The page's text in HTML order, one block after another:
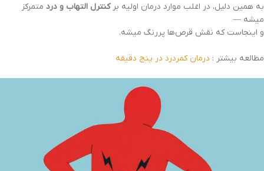
به همین دلیل، در اغلب موارد درمان اولیه برکنترل التهاب و درد متمرکز
میشه —
و اینجاست که نقش قرص‌ها پررنگ میشه.
مطالعه بیشتر : درمان کمردرد در پنج دقیقه